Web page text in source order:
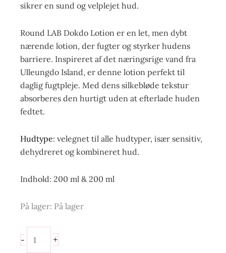
sikrer en sund og velplejet hud.
Round LAB Dokdo Lotion er en let, men dybt
nærende lotion, der fugter og styrker hudens
barriere. Inspireret af det næringsrige vand fra
Ulleungdo Island, er denne lotion perfekt til
daglig fugtpleje. Med dens silkebløde tekstur
absorberes den hurtigt uden at efterlade huden
fedtet.
Hudtype: velegnet til alle hudtyper, især sensitiv,
dehydreret og kombineret hud.
Indhold: 200 ml & 200 ml
På lager: På lager
- +